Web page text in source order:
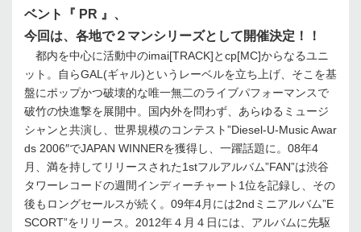
ベント『 PR 』、
今回は、各地で２マンシリーズとして開催決定！！
都内を中心に活動中のimai[TRACK]とcp[MC]からなるユニ
ット。自らGAL(ギャル)というレーベルを立ち上げ、そこを基
盤にポップかつ破壊的な唯一無二のライブパフォーマンスで
破竹の快進撃を展開中。国内外を問わず、あらゆるミュージ
シャンと共演し、世界規模のコンテスト”Diesel-U-Music Awar
ds 2006″でJAPAN WINNERを獲得し、一躍話題に。08年4
月、満を持してリリースされた1stフルアルバム”FAN”は渋谷
タワーレコードの週間インディーチャート1位を記録し、その
後もロングセールスが続く。09年4月には2ndミニアルバム”E
SCORT”をリリース。2012年４月４日には、アルバムに先駆